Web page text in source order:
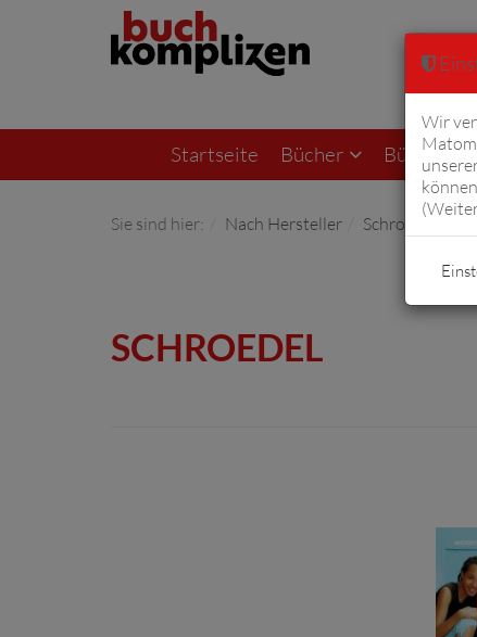
Startseite Bücher Bücher
Sie sind hier: Nach Hersteller Schroedel
SCHROEDEL
Wir
(